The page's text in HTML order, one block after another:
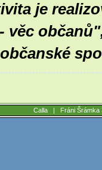
je
věc
Calla | Fráni Šrámka